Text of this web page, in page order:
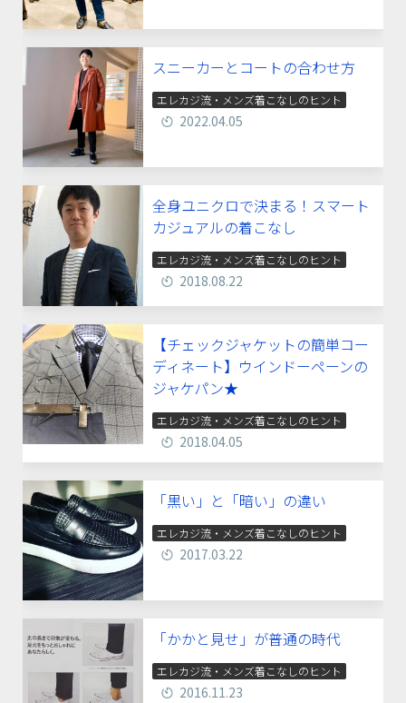
スニーカーとコートの合わせ方
エレカジ流・メンズ着こなしのヒント
2022.04.05
全身ユニクロで決まる！スマート
カジュアルの着こなし
エレカジ流・メンズ着こなしのヒント
2018.08.22
【チェックジャケットの簡単コー
ディネート】ウインドーペーンの
ジャケパン★
エレカジ流・メンズ着こなしのヒント
2018.04.05
「黒い」と「暗い」の違い
エレカジ流・メンズ着こなしのヒント
2017.03.22
「かかと見せ」が普通の時代
エレカジ流・メンズ着こなしのヒント
2016.11.23